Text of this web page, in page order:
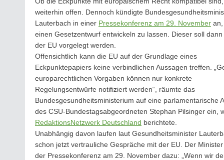
weiterhin offen. Dennoch kündigte
Lauterbach in einer Pressekonferenz am 29. November
einen Gesetzentwurf entwickeln zu lassen. Dieser soll
der EU vorgelegt werden.
Offensichtlich kann die EU auf der Grundlage eines
Eckpunktepapiers keine verbindlichen Aussagen treffen.
europarechtlichen Vorgaben können nur konkrete
Regelungsentwürfe notifiziert werden“, räumte das
Bundesgesundheitsministerium auf eine parlamentarische
des CSU-Bundestagsabgeordneten Stephan Pilsinger ein,
RedaktionsNetzwerk Deutschland berichtete.
Unabhängig davon laufen laut Gesundheitsminister
schon jetzt vertrauliche Gespräche mit der EU. Der
der Pressekonferenz am 29. November dazu: „Wenn wir